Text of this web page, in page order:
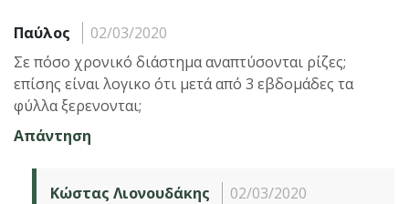
Παύλος
02/03/2020
Σε πόσο χρονικό διάστημα αναπτύσονται ρίζες;
επίσης είναι λογικο ότι μετά από 3 εβδομάδες τα
φύλλα ξερενονται;
Απάντηση
Κώστας Λιονουδάκης
02/03/2020